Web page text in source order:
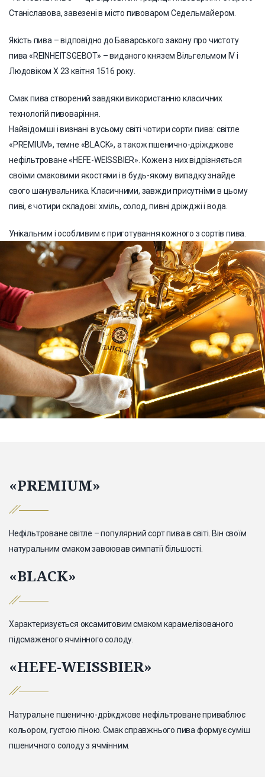
Станіславова, завезені в місто пивоваром Седельмайером.
Якість пива – відповідно до Баварського закону про чистоту
пива «REINHEITSGEBOT» – виданого князем Вільгельмом IV і
Людовіком X 23 квітня 1516 року.
Смак пива створений завдяки використанню класичних
технологій пивоваріння.
Найвідоміші і визнані в усьому світі чотири сорти пива: світле
«PREMIUM», темне «BLACK», а також пшенично-дріжджове
нефільтроване «HEFE-WEISSBIER». Кожен з них відрізняється
своїми смаковими якостями і в будь-якому випадку знайде
свого шанувальника. Класичними, завжди присутніми в цьому
пиві, є чотири складові: хміль, солод, пивні дріжджі і вода.
Унікальним і особливим є приготування кожного з сортів пива.
«PREMIUM»
Нефільтроване світле – популярний сорт пива в світі. Він своїм
натуральним смаком завоював симпатії більшості.
«BLACK»
Характеризується оксамитовим смаком карамелізованого
підсмаженого ячмінного солоду.
«HEFE-WEISSBIER»
Натуральне пшенично-дріжджове нефільтроване приваблює
кольором, густою піною. Смак справжнього пива формує суміш
пшеничного солоду з ячмінним.